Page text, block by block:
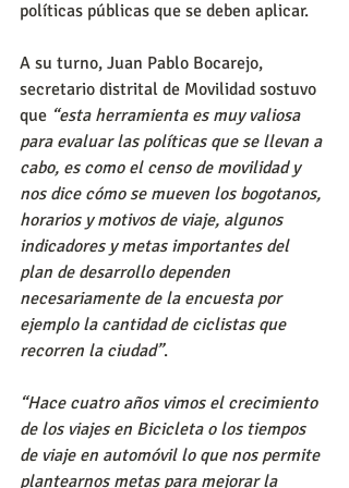
políticas públicas que se deben aplicar.
A su turno, Juan Pablo Bocarejo,
secretario distrital de Movilidad sostuvo
que “esta herramienta es muy valiosa
para evaluar las políticas que se llevan a
cabo, es como el censo de movilidad y
nos dice cómo se mueven los bogotanos,
horarios y motivos de viaje, algunos
indicadores y metas importantes del
plan de desarrollo dependen
necesariamente de la encuesta por
ejemplo la cantidad de ciclistas que
recorren la ciudad”.
“Hace cuatro años vimos el crecimiento
de los viajes en Bicicleta o los tiempos
de viaje en automóvil lo que nos permite
plantearnos metas para mejorar la